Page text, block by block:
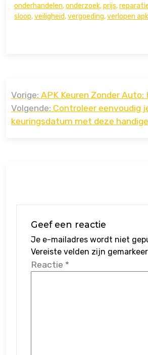
onderhandelen,onderzoek,prijs,
sloop,veiligheid,vergoeding,verlopen apk
navigatie
Vorige: APK Keuren Zonder Auto:
Volgende: Controleer eenvoudig
keuringsdatum met deze
Geef een reactie
Je e-mailadres wordt niet
Vereiste velden zijn
Reactie *